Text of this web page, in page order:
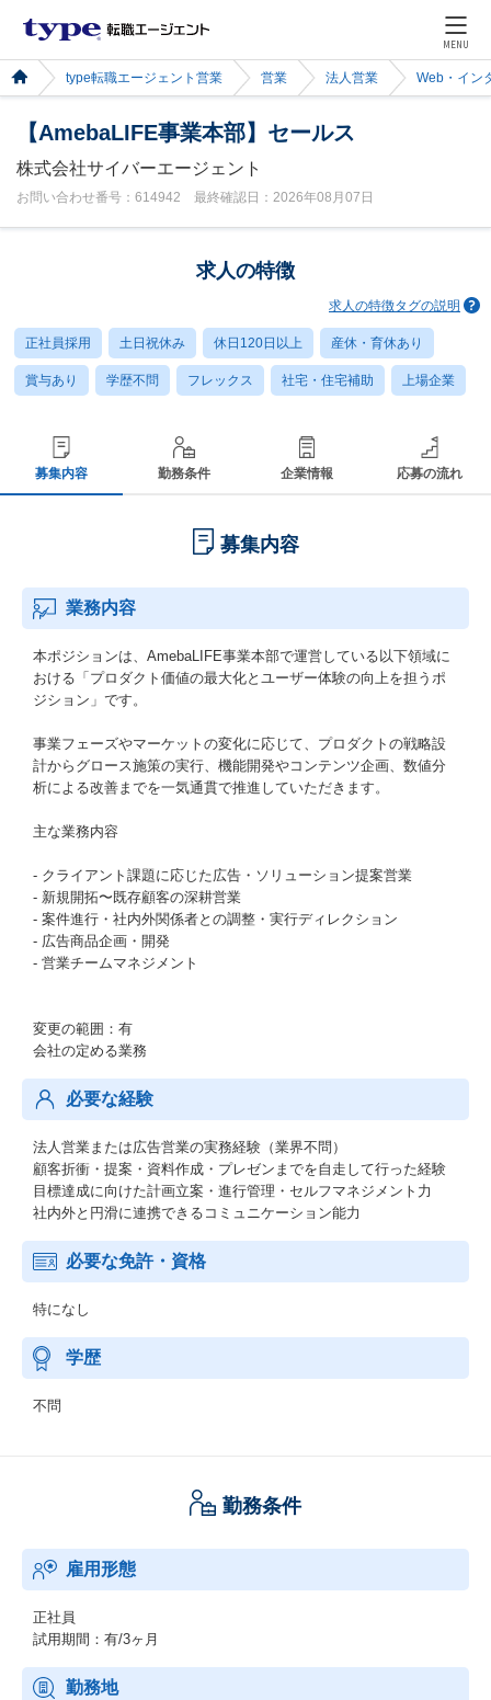
MENU
type転職エージェント営業 営業 法人営業 Web・イン
【AmebaLIFE事業本部】セールス
株式会社サイバーエージェント
お問い合わせ番号：614942 最終確認日：2026年08月07日
求人の特徴
求人の特徴タグの説明
正社員採用 土日祝休み 休日120日以上 産休・育休あり
賞与あり 学歴不問 フレックス 社宅・住宅補助 上場企業
募集内容 勤務条件 企業情報 応募の流れ
募集内容
業務内容
本ポジションは、AmebaLIFE事業本部で運営している以下領域に
おける「プロダクト価値の最大化とユーザー体験の向上を担うポ
ジション」です。
事業フェーズやマーケットの変化に応じて、プロダクトの戦略設
計からグロース施策の実行、機能開発やコンテンツ企画、数値分
析による改善までを一気通貫で推進していただきます。
主な業務内容
- クライアント課題に応じた広告・ソリューション提案営業
- 新規開拓〜既存顧客の深耕営業
- 案件進行・社内外関係者との調整・実行ディレクション
- 広告商品企画・開発
- 営業チームマネジメント
変更の範囲：有
会社の定める業務
必要な経験
法人営業または広告営業の実務経験（業界不問）
顧客折衝・提案・資料作成・プレゼンまでを自走して行った経験
目標達成に向けた計画立案・進行管理・セルフマネジメント力
社内外と円滑に連携できるコミュニケーション能力
必要な免許・資格
特になし
学歴
不問
勤務条件
雇用形態
正社員
試用期間：有/3ヶ月
勤務地